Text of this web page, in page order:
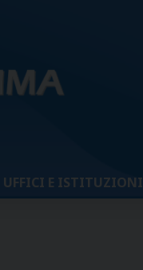
UFFICI E ISTITUZIONI